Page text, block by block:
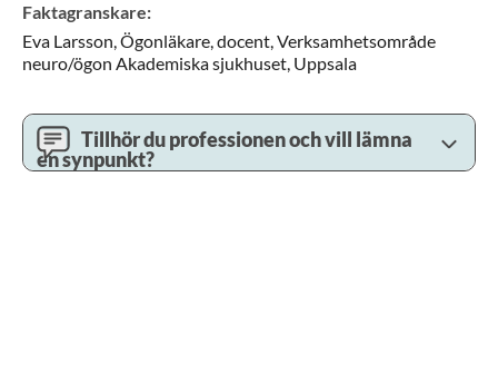
Faktagranskare:
Eva Larsson,Ögonläkare, docent,Verksamhetsområde
neuro/ögon Akademiska sjukhuset, Uppsala
Tillhör du professionen och vill lämna
en synpunkt?